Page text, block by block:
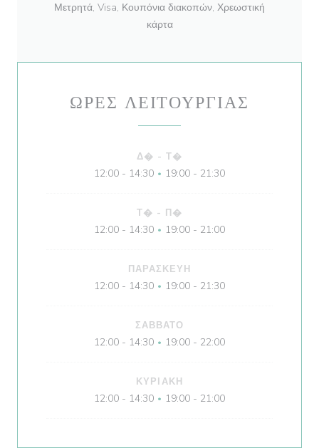
Μετρητά, Visa, Κουπόνια διακοπών, Χρεωστική
κάρτα
ΏΡΕΣ ΛΕΙΤΟΥΡΓΊΑΣ
Δ� -Τ�
12:00 - 14:30 • 19:00 - 21:30
Τ� - Π�
12:00 - 14:30 • 19:00 - 21:00
ΠΑΡΑΣΚΕΥΉ
12:00 - 14:30 • 19:00 - 21:30
ΣΆΒΒΑΤΟ
12:00 - 14:30 • 19:00 - 22:00
ΚΥΡΙΑΚΉ
12:00 - 14:30 • 19:00 - 21:00